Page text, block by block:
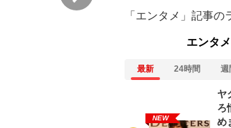
『中国（チャイナ）4.0 暴発する
梨乃（69）の美しすぎる“熟れ方”
2年間彼氏ができず…水着グラ
「エンタメ」記事の
エンタメ
最新 24時間 週
NEW
ヤ
ろ
め